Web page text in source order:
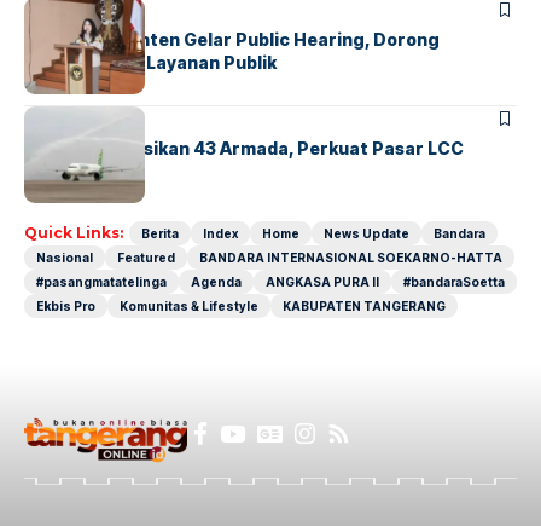
BANDARA BERITA
Karantina Banten Gelar Public Hearing, Dorong
Transparansi Layanan Publik
BANDARA
Citilink Operasikan 43 Armada, Perkuat Pasar LCC
Nasional
Quick Links: Berita Index Home News Update
Bandara
Nasional
Featured
BANDARA INTERNASIONAL SOEKARNO-HATTA
#pasangmatatelinga
Agenda ANGKASA PURA II
#bandaraSoetta
Ekbis Pro
Komunitas & Lifestyle KABUPATEN TANGERANG